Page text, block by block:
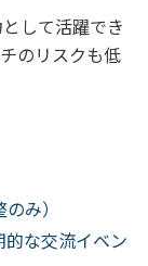
して活躍でき
のリスクも低
み）
的な交流イベン